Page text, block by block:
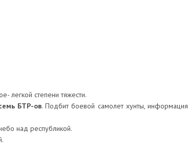
легкой степени тяжести.
БТР-ов. Подбит боевой самолет хунты, информация
над республикой.